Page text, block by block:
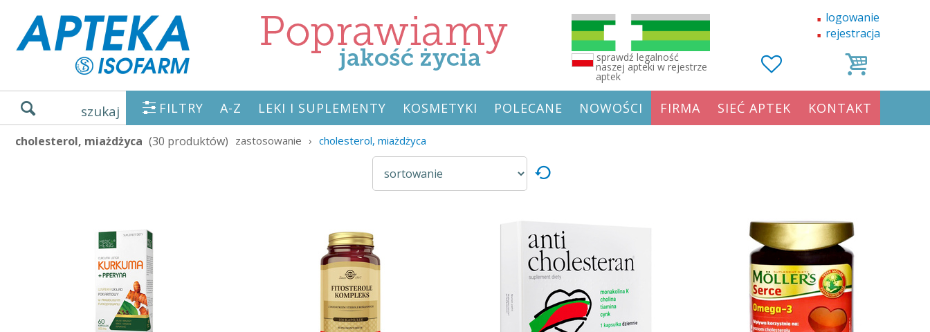
sprawdź legalność
naszej apteki w rejestrze
aptek
logowanie
rejestracja
szukaj FILTRY A-Z LEKI I SUPLEMENTY KOSMETYKI POLECANE NOWOŚCI FIRMA SIEĆ APTEK KONTAKT
cholesterol, miażdżyca (30 produktów) zastosowanie › cholesterol, miażdżyca